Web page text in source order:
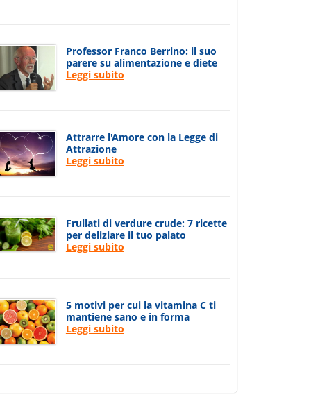
Professor Franco Berrino: il suo
parere su alimentazione e diete
Leggi subito
Attrarre l'Amore con la Legge di
Attrazione
Leggi subito
Frullati di verdure crude: 7 ricette
per deliziare il tuo palato
Leggi subito
5 motivi per cui la vitamina C ti
mantiene sano e in forma
Leggi subito